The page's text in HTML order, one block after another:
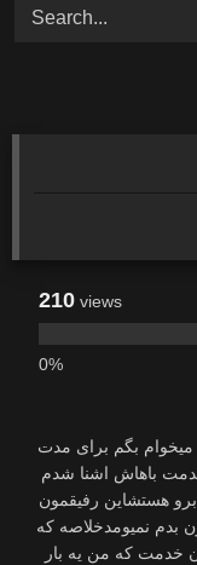
210 views
0%
تی که میخوام بگم برای مدت
باهاش اشنا شدم
هستشاین رفیقمون
بدم نمیومدخلاصه که
خدمت که من یه بار